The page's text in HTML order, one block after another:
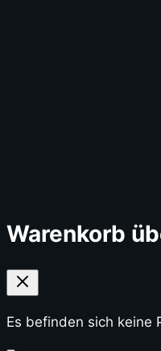
Warenkorb
Es befinden sich keine